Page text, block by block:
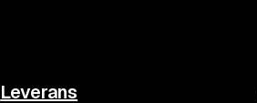
Leverans